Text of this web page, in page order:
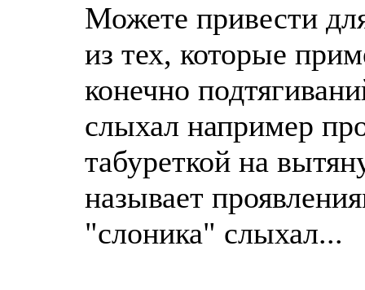
Можете привести
из тех, которые
конечно
слыхал например
табуреткой на
называет
"слоника" слыхал...